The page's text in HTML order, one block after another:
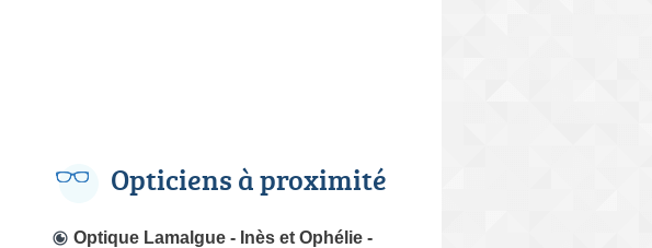
Opticiens à proximité
Optique Lamalgue - Inès et Ophélie -